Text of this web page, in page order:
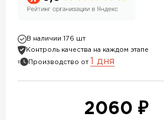
В наличии 176 шт
Контроль качества на каждом этапе
Производство от 1 дня
2060 ₽